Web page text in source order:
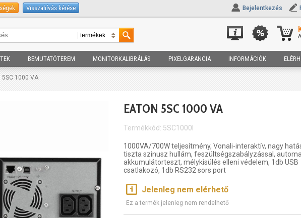
Visszahívás kérése Bejelentkezés
BEMUTATÓTEREM MONITORKALIBRÁLÁS PIXELGARANCIA INFORMÁCIÓK
1000 VA
EATON 5SC 1000 VA
Termékkód: 5SC1000I
1000VA/700W teljesítmény, Vonali-interaktív, nagy
tiszta szinusz hullám, feszültségszabályzással,
akkumulátorteszt, mélykisülés elleni védelem, 1db USB
csatlakozó, 1db RS232 sors port
Jelenleg nem elérhető
Ez a termék jelenleg nem rendelhető